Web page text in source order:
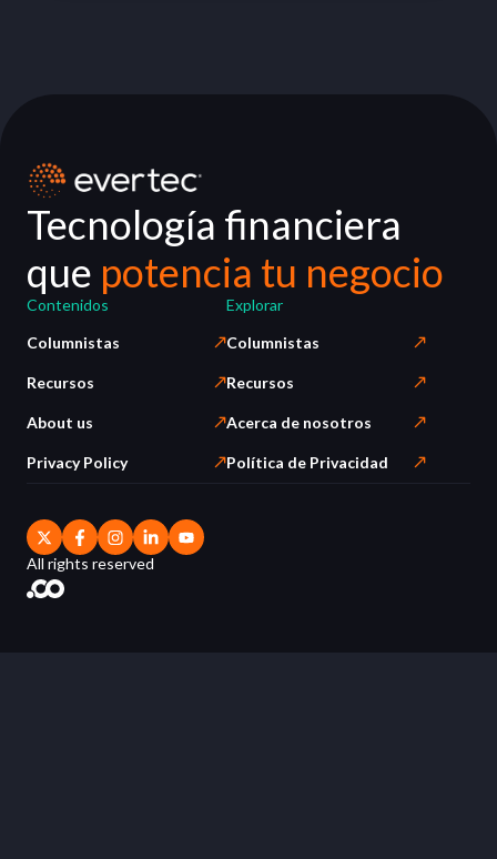
Tecnología financiera
que potencia tu negocio
Contenidos
Columnistas
Recursos
About us
Privacy Policy
Explorar
Columnistas
Recursos
Acerca de nosotros
Política de Privacidad
All rights reserved